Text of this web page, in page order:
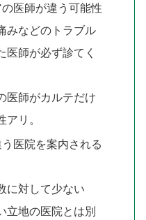
医師が違う可能性
みなどのトラブル
医師が必ず診てく
医師がカルテだけ
アリ。
医院を案内される
に対して少ない
立地の医院とは別